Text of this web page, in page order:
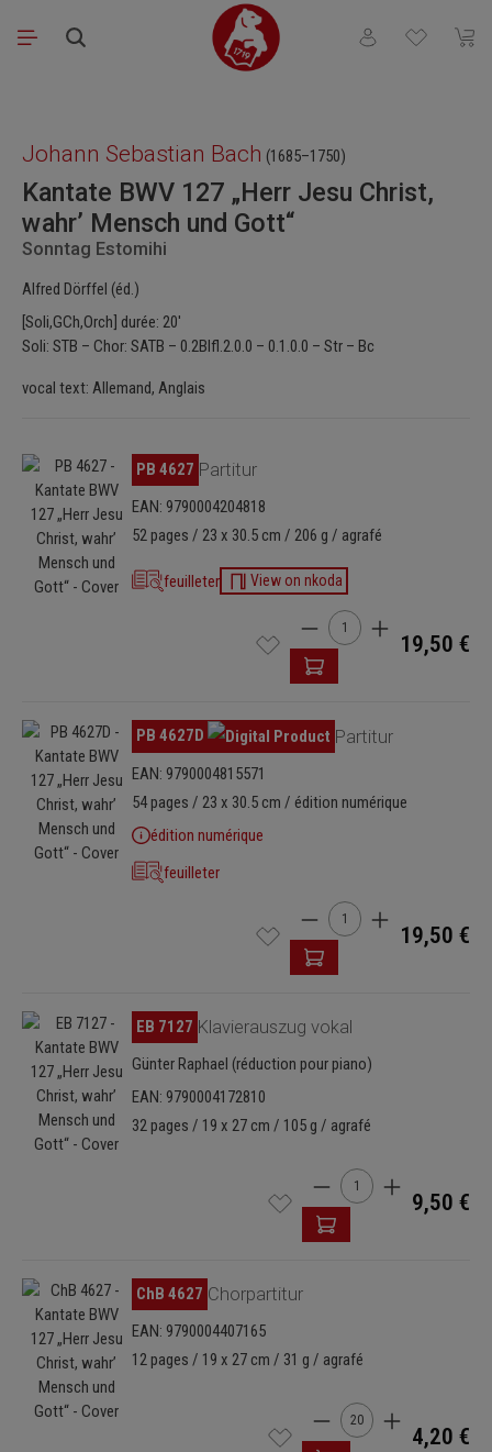
Passer au contenu principal
Vous avez 0Le
Johann Sebastian Bach (1685–1750)
Kantate BWV 127 „Herr Jesu Christ,
wahr’ Mensch und Gott“
Sonntag Estomihi
Alfred Dörffel (éd.)
[Soli,GCh,Orch] durée: 20'
Soli: STB – Chor: SATB – 0.2Blfl.2.0.0 – 0.1.0.0 – Str – Bc
vocal text: Allemand, Anglais
Ignorer la galerie d'images
PB 4627 Partitur
EAN: 9790004204818
52 pages / 23 x 30.5 cm / 206 g / agrafé
feuilleter View on nkoda
Quantité de produit :
19,50 €
Ignorer la galerie d'images
PB 4627D Partitur
EAN: 9790004815571
54 pages / 23 x 30.5 cm / édition numérique
édition numérique
feuilleter
Quantité de produit :
19,50 €
Ignorer la galerie d'images
EB 7127 Klavierauszug vokal
Günter Raphael (réduction pour piano)
EAN: 9790004172810
32 pages / 19 x 27 cm / 105 g / agrafé
Quantité de produit :
9,50 €
Ignorer la galerie d'images
ChB 4627 Chorpartitur
EAN: 9790004407165
12 pages / 19 x 27 cm / 31 g / agrafé
Quantité de produit :
4,20 €